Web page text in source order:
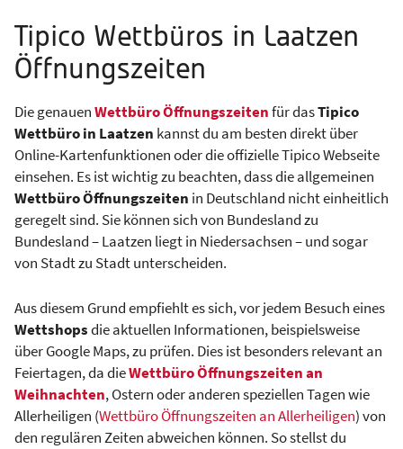
Tipico Wettbüros in Laatzen
Öffnungszeiten
Die genauenWettbüro Öffnungszeitenfür dasTipico
Wettbüro in Laatzen kannst du am besten direkt über
Online-Kartenfunktionen oder die offizielle Tipico Webseite
einsehen. Es ist wichtig zu beachten, dass die allgemeinen
Wettbüro Öffnungszeiten in Deutschland nicht einheitlich
geregelt sind. Sie können sich von Bundesland zu
Bundesland – Laatzen liegt in Niedersachsen – und sogar
von Stadt zu Stadt unterscheiden.
Aus diesem Grund empfiehlt es sich, vor jedem Besuch eines
Wettshopsdie aktuellen Informationen, beispielsweise
über Google Maps, zu prüfen. Dies ist besonders relevant an
Feiertagen, da dieWettbüro Öffnungszeiten an
Weihnachten, Ostern oder anderen speziellen Tagen wie
Allerheiligen (Wettbüro Öffnungszeiten an Allerheiligen) von
den regulären Zeiten abweichen können. So stellst du